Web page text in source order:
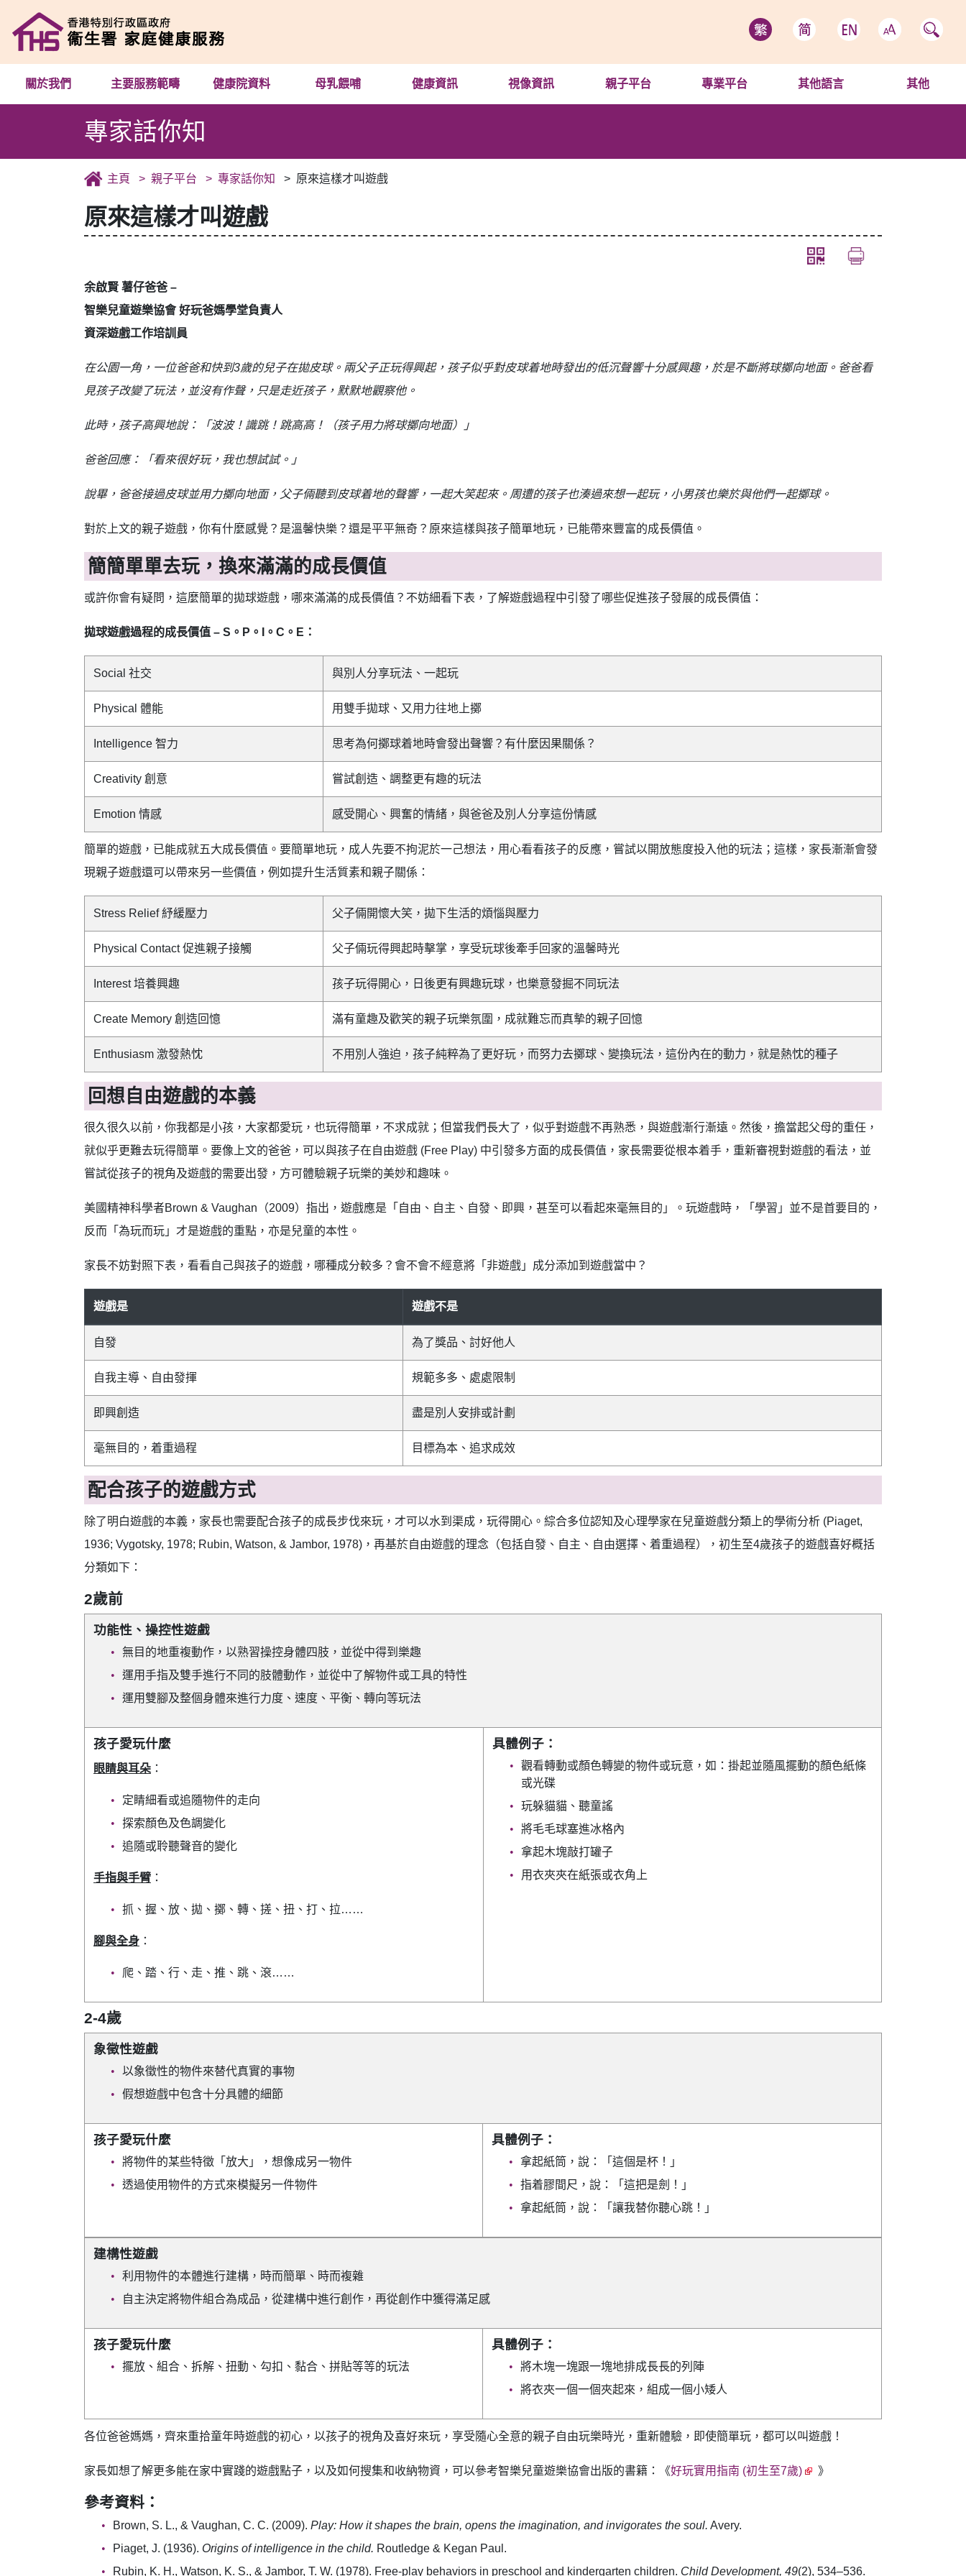
關於我們 主要服務範疇 健康院資料 母乳餵哺 健康資訊 視像資訊 親子平台 專業平台 其他語言 其他
專家話你知
主頁 親子平台 專家話你知 原來這樣才叫遊戲
原來這樣才叫遊戲
余啟賢 薯仔爸爸 –
智樂兒童遊樂協會 好玩爸媽學堂負責人
資深遊戲工作培訓員
在公園一角，一位爸爸和快到3歲的兒子在拋皮球。兩父子正玩得興起，孩子似乎對皮球着地時發出的低沉聲響十分感興趣，於是不斷將球擲向地面。爸爸看
見孩子改變了玩法，並沒有作聲，只是走近孩子，默默地觀察他。
此時，孩子高興地說：「波波！識跳！跳高高！（孩子用力將球擲向地面）」
爸爸回應：「看來很好玩，我也想試試。」
說畢，爸爸接過皮球並用力擲向地面，父子倆聽到皮球着地的聲響，一起大笑起來。周遭的孩子也湊過來想一起玩，小男孩也樂於與他們一起擲球。
對於上文的親子遊戲，你有什麼感覺？是溫馨快樂？還是平平無奇？原來這樣與孩子簡單地玩，已能帶來豐富的成長價值。
簡簡單單去玩，換來滿滿的成長價值
或許你會有疑問，這麼簡單的拋球遊戲，哪來滿滿的成長價值？不妨細看下表，了解遊戲過程中引發了哪些促進孩子發展的成長價值：
拋球遊戲過程的成長價值 – S。P。I。C。E：
Social 社交 與別人分享玩法、一起玩
Physical 體能 用雙手拋球、又用力往地上擲
Intelligence 智力 思考為何擲球着地時會發出聲響？有什麼因果關係？
Creativity 創意 嘗試創造、調整更有趣的玩法
Emotion 情感 感受開心、興奮的情緒，與爸爸及別人分享這份情感
簡單的遊戲，已能成就五大成長價值。要簡單地玩，成人先要不拘泥於一己想法，用心看看孩子的反應，嘗試以開放態度投入他的玩法；這樣，家長漸漸會發
現親子遊戲還可以帶來另一些價值，例如提升生活質素和親子關係：
Stress Relief 紓緩壓力 父子倆開懷大笑，拋下生活的煩惱與壓力
Physical Contact 促進親子接觸 父子倆玩得興起時擊掌，享受玩球後牽手回家的溫馨時光
Interest 培養興趣 孩子玩得開心，日後更有興趣玩球，也樂意發掘不同玩法
Create Memory 創造回憶 滿有童趣及歡笑的親子玩樂氛圍，成就難忘而真摰的親子回憶
Enthusiasm 激發熱忱 不用別人強迫，孩子純粹為了更好玩，而努力去擲球、變換玩法，這份內在的動力，就是熱忱的種子
回想自由遊戲的本義
很久很久以前，你我都是小孩，大家都愛玩，也玩得簡單，不求成就；但當我們長大了，似乎對遊戲不再熟悉，與遊戲漸行漸遠。然後，擔當起父母的重任，
就似乎更難去玩得簡單。要像上文的爸爸，可以與孩子在自由遊戲 (Free Play) 中引發多方面的成長價值，家長需要從根本着手，重新審視對遊戲的看法，並
嘗試從孩子的視角及遊戲的需要出發，方可體驗親子玩樂的美妙和趣味。
美國精神科學者Brown & Vaughan（2009）指出，遊戲應是「自由、自主、自發、即興，甚至可以看起來毫無目的」。玩遊戲時，「學習」並不是首要目的，
反而「為玩而玩」才是遊戲的重點，亦是兒童的本性。
家長不妨對照下表，看看自己與孩子的遊戲，哪種成分較多？會不會不經意將「非遊戲」成分添加到遊戲當中？
遊戲是 遊戲不是
自發 為了獎品、討好他人
自我主導、自由發揮 規範多多、處處限制
即興創造 盡是別人安排或計劃
毫無目的，着重過程 目標為本、追求成效
配合孩子的遊戲方式
除了明白遊戲的本義，家長也需要配合孩子的成長步伐來玩，才可以水到渠成，玩得開心。綜合多位認知及心理學家在兒童遊戲分類上的學術分析 (Piaget,
1936; Vygotsky, 1978; Rubin, Watson, & Jambor, 1978)，再基於自由遊戲的理念（包括自發、自主、自由選擇、着重過程），初生至4歲孩子的遊戲喜好概括
分類如下：
2歲前
功能性、操控性遊戲
無目的地重複動作，以熟習操控身體四肢，並從中得到樂趣
運用手指及雙手進行不同的肢體動作，並從中了解物件或工具的特性
運用雙腳及整個身體來進行力度、速度、平衡、轉向等玩法
孩子愛玩什麼
眼睛與耳朵 ：
定睛細看或追隨物件的走向
探索顏色及色調變化
追隨或聆聽聲音的變化
手指與手臂 ：
抓、握、放、拋、擲、轉、搓、扭、打、拉……
腳與全身 ：
爬、踏、行、走、推、跳、滾……
具體例子：
觀看轉動或顏色轉變的物件或玩意，如：掛起並隨風擺動的顏色紙條
或光碟
玩躲貓貓、聽童謠
將毛毛球塞進冰格內
拿起木塊敲打罐子
用衣夾夾在紙張或衣角上
2-4歲
象徵性遊戲
以象徵性的物件來替代真實的事物
假想遊戲中包含十分具體的細節
孩子愛玩什麼
將物件的某些特徵「放大」，想像成另一物件
透過使用物件的方式來模擬另一件物件
具體例子：
拿起紙筒，說：「這個是杯！」
指着膠間尺，說：「這把是劍！」
拿起紙筒，說：「讓我替你聽心跳！」
建構性遊戲
利用物件的本體進行建構，時而簡單、時而複雜
自主決定將物件組合為成品，從建構中進行創作，再從創作中獲得滿足感
孩子愛玩什麼
擺放、組合、拆解、扭動、勾扣、黏合、拼貼等等的玩法
具體例子：
將木塊一塊跟一塊地排成長長的列陣
將衣夾一個一個夾起來，組成一個小矮人
各位爸爸媽媽，齊來重拾童年時遊戲的初心，以孩子的視角及喜好來玩，享受隨心全意的親子自由玩樂時光，重新體驗，即使簡單玩，都可以叫遊戲！
家長如想了解更多能在家中實踐的遊戲點子，以及如何搜集和收納物資，可以參考智樂兒童遊樂協會出版的書籍：《好玩實用指南 (初生至7歲) 》
參考資料：
Brown, S. L., & Vaughan, C. C. (2009). Play: How it shapes the brain, opens the imagination, and invigorates the soul. Avery.
Piaget, J. (1936). Origins of intelligence in the child. Routledge & Kegan Paul.
Rubin, K. H., Watson, K. S., & Jambor, T. W. (1978). Free-play behaviors in preschool and kindergarten children. Child Development, 49(2), 534–536.